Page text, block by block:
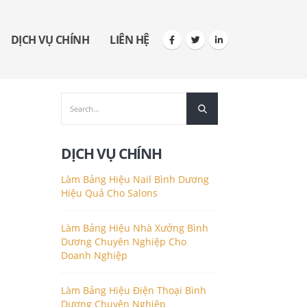
DỊCH VỤ CHÍNH LIÊN HỆ
DỊCH VỤ CHÍNH
Làm Bảng Hiệu Nail Bình Dương
Hiệu Quả Cho Salons
Làm Bảng Hiệu Nhà Xưởng Bình
Dương Chuyên Nghiệp Cho
Doanh Nghiệp
Làm Bảng Hiệu Điện Thoại Bình
Dương Chuyên Nghiệp